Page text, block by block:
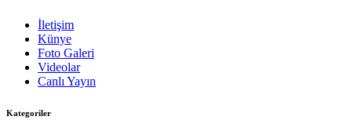
İletişim
Künye
Foto Galeri
Videolar
Canlı Yayın
Kategoriler